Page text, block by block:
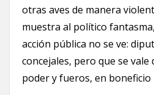
otras aves de manera
muestra al político
acción pública no se ve:
concejales, pero que se
poder y fueros, en